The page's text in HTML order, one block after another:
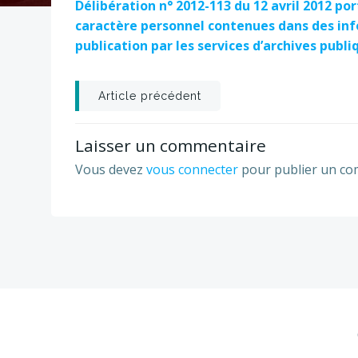
Délibération n° 2012-113 du 12 avril 2012
caractère personnel contenues dans des
publication par les services d’archives
Post
navigation
Article précédent
Laisser un commentaire
Vous devez vous connecter pour publier un